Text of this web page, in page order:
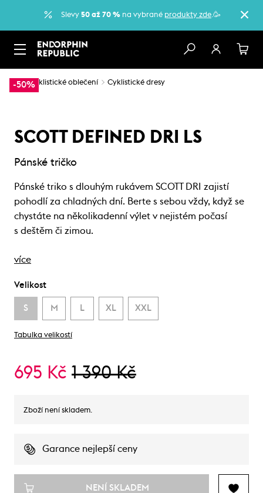
Slevy 50 až 70 % na vybrané produkty zde.🥳
-50%
… Cyklistické oblečení Cyklistické dresy
SCOTT DEFINED DRI LS
Pánské tričko
Pánské triko s dlouhým rukávem SCOTT DRI zajistí
pohodlí za chladných dní. Berte s sebou vždy, když se
chystáte na několikadenní výlet v nejistém počasí
s deštěm či zimou.
více
Velikost
S M L XL XXL
Tabulka velikostí
695 Kč 1 390 Kč
Zboží není skladem.
Garance nejlepší ceny
NENÍ SKLADEM